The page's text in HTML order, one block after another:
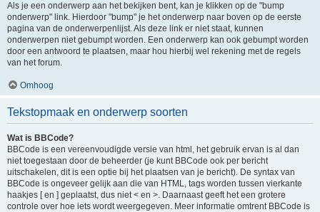
Als je een onderwerp aan het bekijken bent, kan je klikken op de "bump
onderwerp" link. Hierdoor "bump" je het onderwerp naar boven op de eerste
pagina van de onderwerpenlijst. Als deze link er niet staat, kunnen
onderwerpen niet gebumpt worden. Een onderwerp kan ook gebumpt worden
door een antwoord te plaatsen, maar hou hierbij wel rekening met de regels
van het forum.
Omhoog
Tekstopmaak en onderwerp soorten
Wat is BBCode?
BBCode is een vereenvoudigde versie van html, het gebruik ervan is al dan
niet toegestaan door de beheerder (je kunt BBCode ook per bericht
uitschakelen, dit is een optie bij het plaatsen van je bericht). De syntax van
BBCode is ongeveer gelijk aan die van HTML, tags worden tussen vierkante
haakjes [ en ] geplaatst, dus niet < en >. Daarnaast geeft het een grotere
controle over hoe iets wordt weergegeven. Meer informatie omtrent BBCode is